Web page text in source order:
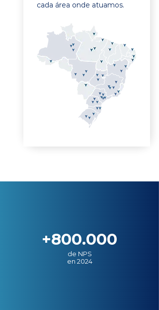
cada área onde atuamos.
+800.000
de NPS
en 2024